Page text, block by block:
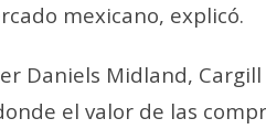
mexicano, explicó.
Daniels Midland,
el valor de las